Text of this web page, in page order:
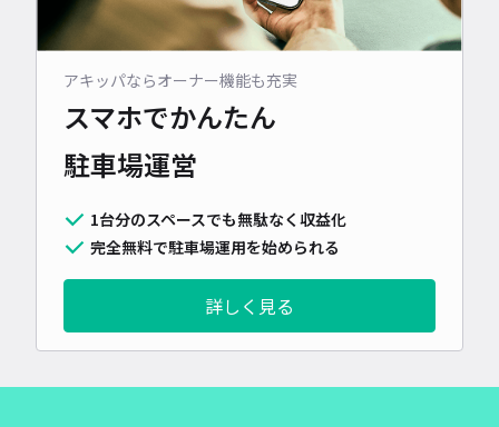
アキッパならオーナー機能も充実
スマホでかんたん
駐車場運営
1台分のスペースでも無駄なく収益化
完全無料で駐車場運用を始められる
詳しく見る